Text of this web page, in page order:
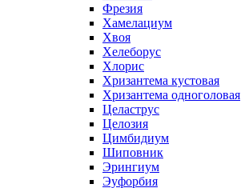
Фрезия
Хамелациум
Хвоя
Хелеборус
Хлорис
Хризантема кустовая
Хризантема одноголовая
Целаструс
Целозия
Цимбидиум
Шиповник
Эрингиум
Эуфорбия